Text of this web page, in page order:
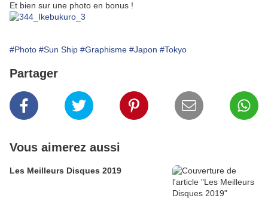
Et bien sur une photo en bonus !
#Photo #Sun Ship #Graphisme #Japon #Tokyo
Partager
Vous aimerez aussi
Les Meilleurs Disques 2019